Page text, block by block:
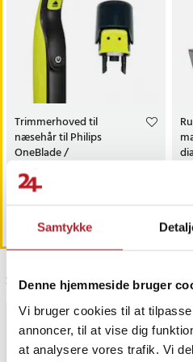
Samtykke
Denne hjemmeside bruger
Vi bruger cookies til at
annoncer, til at vise dig
at analysere vores trafik. Vi
Trimmerhoved til
næsehår til Philips
OneBlade /
næsehårstrimmer /
næsetrimmerhoved
Pris:
69 kr.
Findes på lager, Leveres i løbet af 1-2
Sidst besøgt